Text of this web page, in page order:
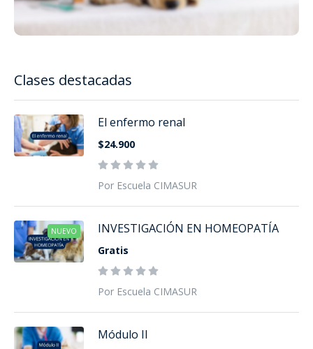
Clases destacadas
El enfermo renal
$24.900
Por Escuela CIMASUR
NUEVO INVESTIGACIÓN EN HOMEOPATÍA
Gratis
Por Escuela CIMASUR
Módulo II